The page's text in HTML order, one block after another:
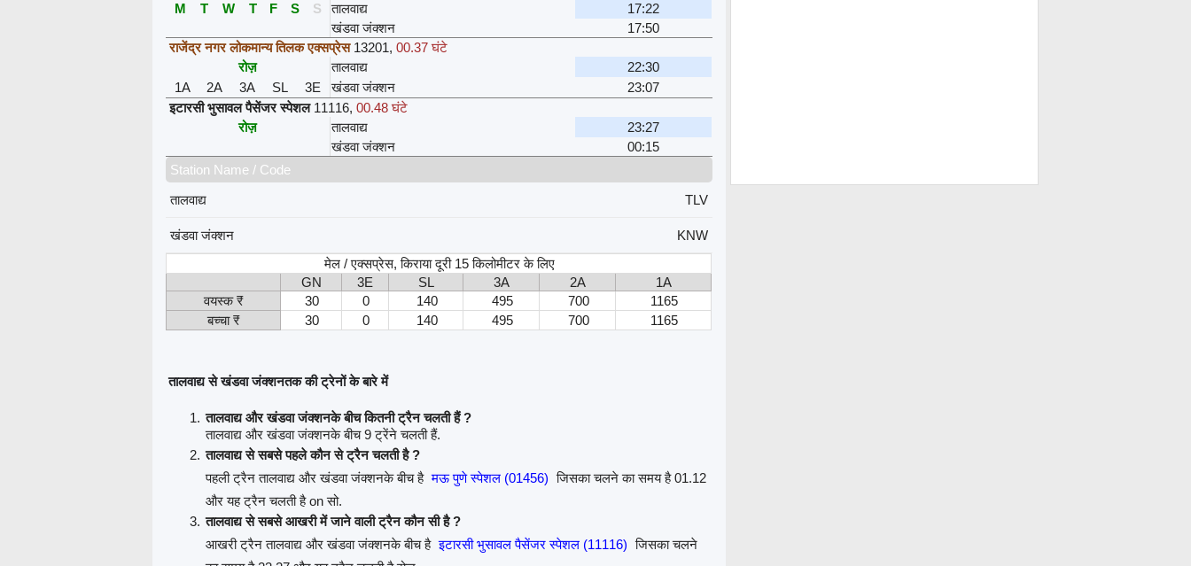
M
T W T F S S तालवाद्य
17:22
खंडवा जंक्शन
17:50
राजेंद्र नगर लोकमान्य तिलक एक्सप्रेस 13201,00.37 घंटे
रोज़
तालवाद्य
22:30
1A
2A 3A SL 3E खंडवा जंक्शन
23:07
इटारसी भुसावल पैसेंजर स्पेशल 11116,00.48 घंटे
रोज़
तालवाद्य
23:27
खंडवा जंक्शन
00:15
Station Name / Code
तालवाद्य
TLV
खंडवा जंक्शन
KNW
मेल / एक्सप्रेस, किराया दूरी 15 किलोमीटर के लिए
GN
3E SL 3A 2A
1A
वयस्क ₹
30 0 140 495 700
1165
बच्चा ₹
30 0 140 495 700 1165
तालवाद्य से खंडवा जंक्शनतक की ट्रेनों के बारे में
तालवाद्य और खंडवा जंक्शनके बीच कितनी ट्रैन चलती हैं ?
तालवाद्य और खंडवा जंक्शनके बीच 9 ट्रेंने चलती हैं.
तालवाद्य से सबसे पहले कौन से ट्रैन चलती है ?
पहली ट्रैन तालवाद्य और खंडवा जंक्शनके बीच है मऊ पुणे स्पेशल (01456) जिसका चलने का समय है 01.12
और यह ट्रैन चलती है on सो.
तालवाद्य से सबसे आखरी में जाने वाली ट्रैन कौन सी है ?
आखरी ट्रैन तालवाद्य और खंडवा जंक्शनके बीच है इटारसी भुसावल पैसेंजर स्पेशल (11116) जिसका चलने